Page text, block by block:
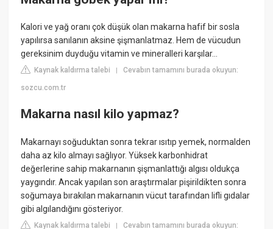
Kalori ve yağ oranı çok düşük olan makarna hafif bir sosla
yapılırsa sanılanın aksine şişmanlatmaz. Hem de vücudun
gereksinim duyduğu vitamin ve mineralleri karşılar…
Kaynak kaldırma talebi |Cevabın tamamını burada okuyun:
sozcu.com.tr
Makarna nasıl kilo yapmaz?
Makarnayı soğuduktan sonra tekrar ısıtıp yemek, normalden
daha az kilo almayı sağlıyor. Yüksek karbonhidrat
değerlerine sahip makarnanın şişmanlattığı algısı oldukça
yaygındır. Ancak yapılan son araştırmalar pişirildikten sonra
soğumaya bırakılan makarnanın vücut tarafından lifli gıdalar
gibi algılandığını gösteriyor.
Kaynak kaldırma talebi |Cevabın tamamını burada okuyun: